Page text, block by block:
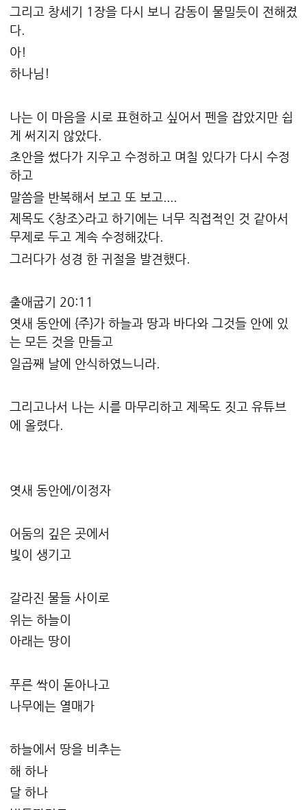
그리고 창세기 1장을 다시 보니 감동이 물밀듯이 전해졌
다.
아!
하나님!
나는 이 마음을 시로 표현하고 싶어서 펜을 잡았지만 쉽
게 써지지 않았다.
초안을 썼다가 지우고 수정하고 며칠 있다가 다시 수정
하고
말씀을 반복해서 보고 또 보고....
제목도 <창조>라고 하기에는 너무 직접적인 것 같아서
무제로 두고 계속 수정해갔다.
그러다가 성경 한 귀절을 발견했다.
출애굽기 20:11
엿새 동안에 {주}가 하늘과 땅과 바다와 그것들 안에 있
는 모든 것을 만들고
일곱째 날에 안식하였느니라.
그리고나서 나는 시를 마무리하고 제목도 짓고 유튜브
에 올렸다.
엿새 동안에/이정자
어둠의 깊은 곳에서
빛이 생기고
갈라진 물들 사이로
위는 하늘이
아래는 땅이
푸른 싹이 돋아나고
나무에는 열매가
하늘에서 땅을 비추는
해 하나
달 하나